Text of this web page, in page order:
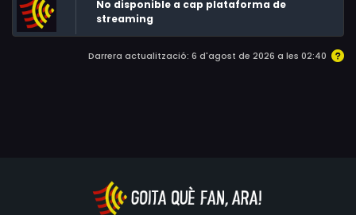
No disponible a cap plataforma de
streaming
Darrera actualització: 6 d'agost de 2026 a les 02:40